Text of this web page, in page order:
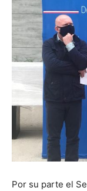
Por su parte el